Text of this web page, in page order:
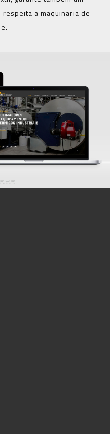
a maquinaria de